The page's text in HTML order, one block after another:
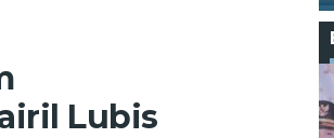
Lubis